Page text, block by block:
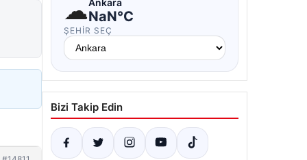
☁NaN°C
ŞEHIR SEÇ
Bizi Takip Edin